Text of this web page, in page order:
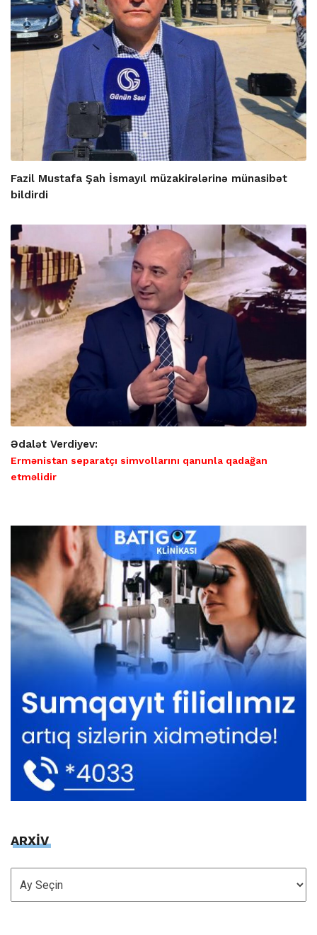
Fazil Mustafa Şah İsmayıl müzakirələrinə münasibət
bildirdi
Ədalət Verdiyev:
Ermənistan separatçı simvollarını qanunla qadağan
etməlidir
ARXİV
ARXİV